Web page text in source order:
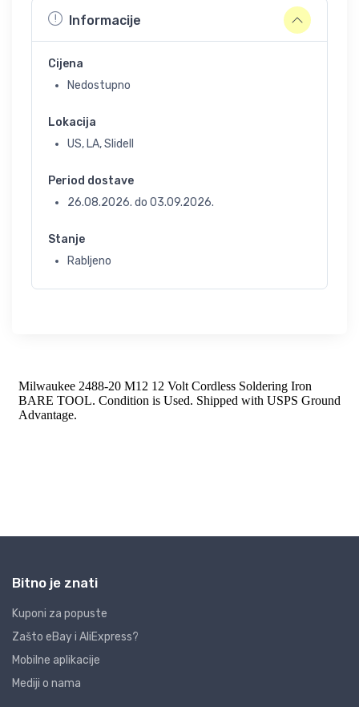
Informacije
Cijena
Nedostupno
Lokacija
US, LA, Slidell
Period dostave
26.08.2026. do 03.09.2026.
Stanje
Rabljeno
Bitno je znati
Kuponi za popuste
Zašto eBay i AliExpress?
Mobilne aplikacije
Mediji o nama